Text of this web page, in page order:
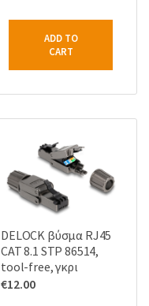
ADD TO
CART
DELOCK βύσμα RJ45
CAT 8.1 STP 86514,
tool-free, γκρι
€12.00